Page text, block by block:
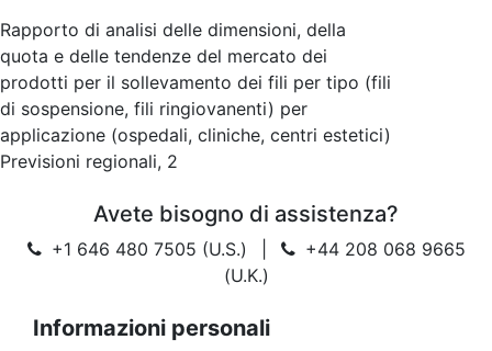
Rapporto di analisi delle dimensioni, della
quota e delle tendenze del mercato dei
prodotti per il sollevamento dei fili per tipo (fili
di sospensione, fili ringiovanenti) per
applicazione (ospedali, cliniche, centri estetici)
Previsioni regionali, 2
Avete bisogno di assistenza?
+1 646 480 7505 (U.S.)
+44 208 068 9665
(U.K.)
Informazioni personali